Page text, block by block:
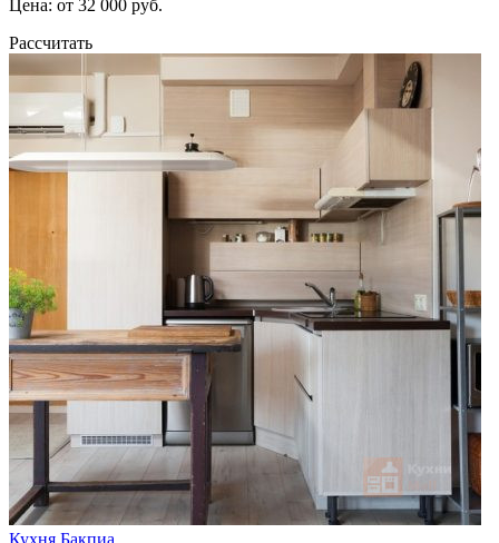
Цена: от 32 000 руб.
Рассчитать
Кухня Бакпиа